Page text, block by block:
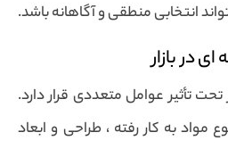
انتخابی منطقی و آگاهانه باشد.
در بازار
تحت تأثیر عوامل متعددی قرار دارد.
به کار رفته ، طراحی و ابعاد